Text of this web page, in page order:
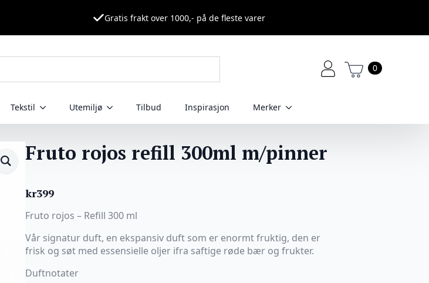
Gratis frakt over 1000,- på de fleste varer
0
Tekstil Utemiljø Tilbud Inspirasjon Merker
Fruto rojos refill 300ml m/pinner
kr399
Fruto rojos – Refill 300 ml
Vår signatur duft, en ekspansiv duft som er enormt fruktig, den er
frisk og søt med essensielle oljer ifra saftige røde bær og frukter.
Duftnotater